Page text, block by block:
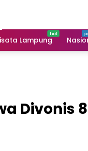
Lampung
Divonis